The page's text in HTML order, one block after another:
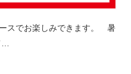
スでお楽しみできます。 暑